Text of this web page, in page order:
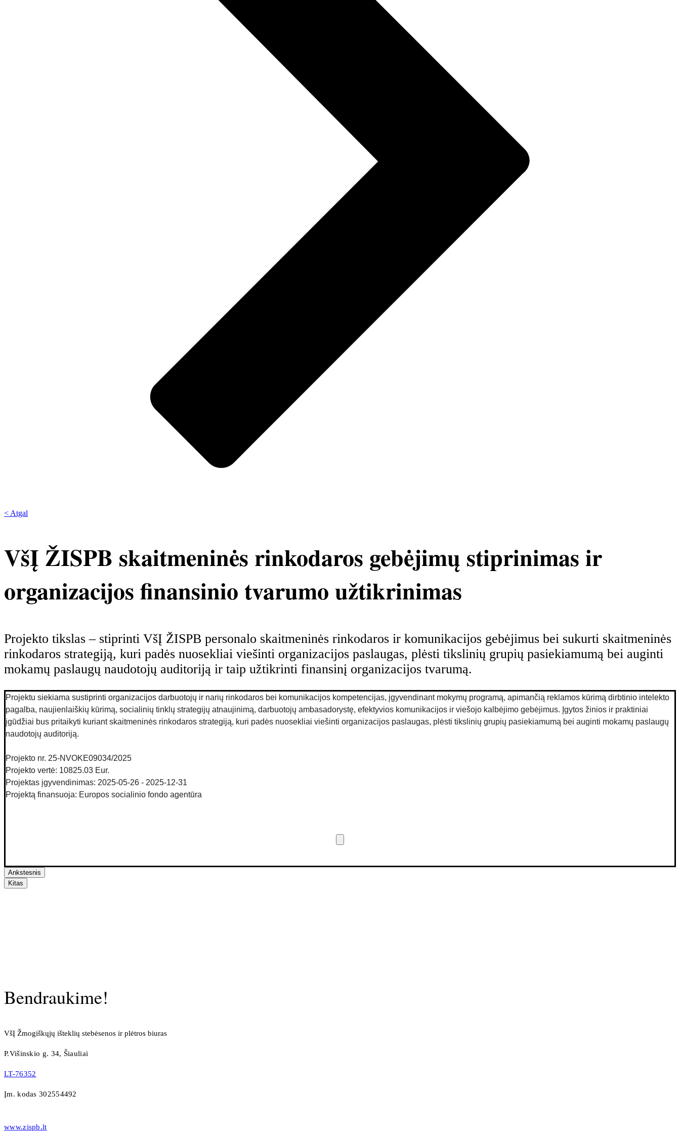
< Atgal
VšĮ ŽISPB skaitmeninės rinkodaros gebėjimų stiprinimas ir
organizacijos finansinio tvarumo užtikrinimas
Projekto tikslas – stiprinti VšĮ ŽISPB personalo skaitmeninės rinkodaros ir komunikacijos gebėjimus bei sukurti skaitmeninės
rinkodaros strategiją, kuri padės nuosekliai viešinti organizacijos paslaugas, plėsti tikslinių grupių pasiekiamumą bei auginti
mokamų paslaugų naudotojų auditoriją ir taip užtikrinti finansinį organizacijos tvarumą.
Projektu siekiama sustiprinti organizacijos darbuotojų ir narių rinkodaros bei komunikacijos kompetencijas, įgyvendinant mokymų programą, apimančią reklamos kūrimą dirbtinio intelekto
pagalba, naujienlaiškių kūrimą, socialinių tinklų strategijų atnaujinimą, darbuotojų ambasadorystę, efektyvios komunikacijos ir viešojo kalbėjimo gebėjimus. Įgytos žinios ir praktiniai
įgūdžiai bus pritaikyti kuriant skaitmeninės rinkodaros strategiją, kuri padės nuosekliai viešinti organizacijos paslaugas, plėsti tikslinių grupių pasiekiamumą bei auginti mokamų paslaugų
naudotojų auditoriją.
Projekto nr. 25-NVOKE09034/2025
Projekto vertė: 10825.03 Eur.
Projektas įgyvendinimas: 2025-05-26 - 2025-12-31
Projektą finansuoja: Europos socialinio fondo agentūra
Ankstesnis
Kitas
Bendraukime!
VšĮ Žmogiškųjų išteklių stebėsenos ir plėtros biuras
P.Višinskio g. 34, Šiauliai
LT-76352
Įm. kodas 302554492
www.zispb.lt